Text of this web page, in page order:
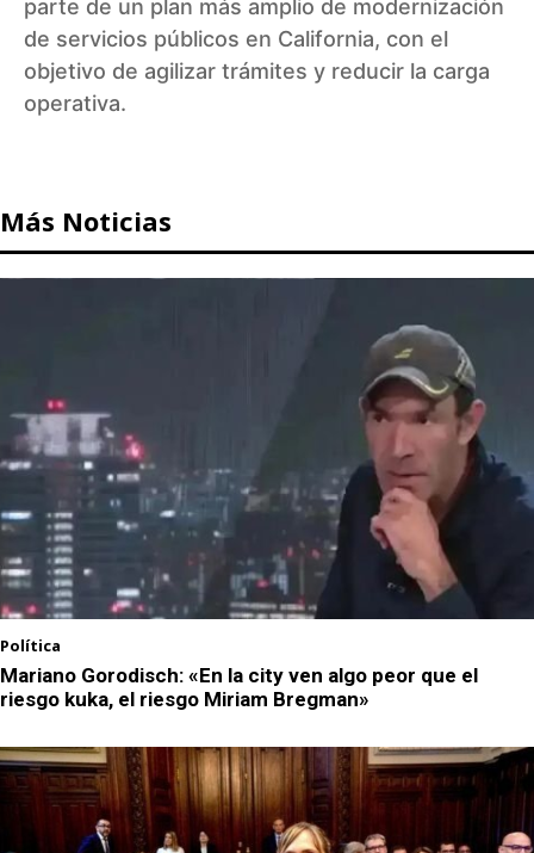
parte de un plan más amplio de modernización
de servicios públicos en California, con el
objetivo de agilizar trámites y reducir la carga
operativa.
Más Noticias
Política
Mariano Gorodisch: «En la city ven algo peor que el
riesgo kuka, el riesgo Miriam Bregman»